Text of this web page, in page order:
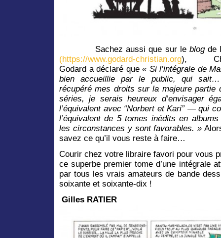
Sachez aussi que sur le blogde
(https://www.godard-christian.org),
Godard a déclaré que« Si l’intégrale de
bien accueillie par le public, qui sait…
récupéré mes droits sur la majeure partie
séries, je serais heureux d’envisager
l’équivalent avec “Norbert et Kari” — qui
l’équivalent de 5 tomes inédits en
les circonstances y sont favorables. »
savez ce qu’il vous reste à faire…
Courir chez votre libraire favori pour vous
ce superbe premier tome d’une intégrale
par tous les vrais amateurs de bande
soixante et soixante-dix !
Gilles RATIER